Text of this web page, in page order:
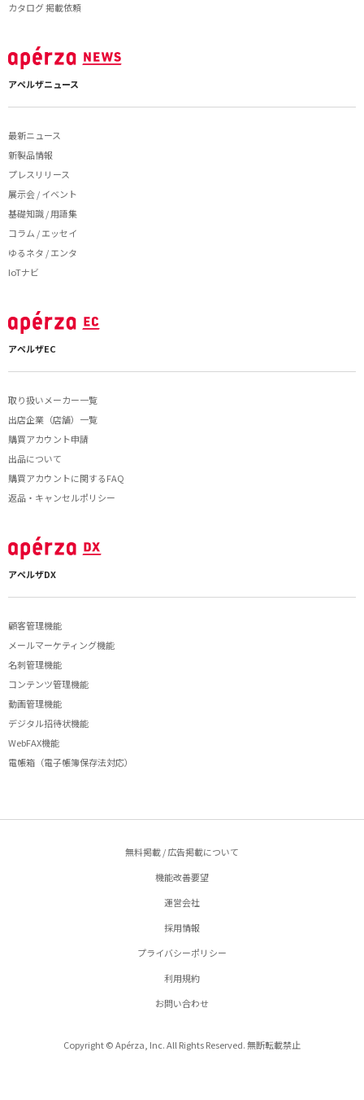
カタログ 掲載依頼
アペルザニュース
最新ニュース
新製品情報
プレスリリース
展示会 / イベント
基礎知識 / 用語集
コラム / エッセイ
ゆるネタ / エンタ
IoTナビ
アペルザEC
取り扱いメーカー一覧
出店企業（店舗）一覧
購買アカウント申請
出品について
購買アカウントに関するFAQ
返品・キャンセルポリシー
アペルザDX
顧客管理機能
メールマーケティング機能
名刺管理機能
コンテンツ管理機能
動画管理機能
デジタル招待状機能
WebFAX機能
電帳箱（電子帳簿保存法対応）
無料掲載 / 広告掲載について
機能改善要望
運営会社
採用情報
プライバシーポリシー
利用規約
お問い合わせ
Copyright © Apérza, Inc. All Rights Reserved. 無断転載禁止